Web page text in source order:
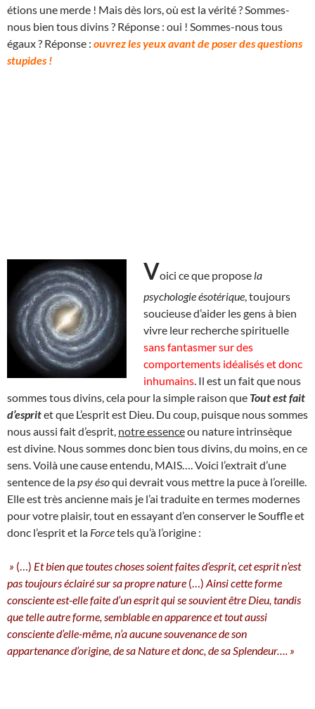
étions une merde ! Mais dès lors, où est la vérité ? Sommes-
nous bien tous divins ? Réponse : oui ! Sommes-nous tous
égaux ? Réponse : ouvrez les yeux avant de poser des questions
stupides !
Voici ce que propose la
psychologie ésotérique , toujours
soucieuse d’aider les gens à bien
vivre leur recherche spirituelle
sans fantasmer sur des
comportements idéalisés et donc
inhumains . Il est un fait que nous
sommes tous divins, cela pour la simple raison que Tout est fait
d’espritet que L’esprit est Dieu. Du coup, puisque nous sommes
nous aussi fait d’esprit, notre essenceou nature intrinsèque
est divine. Nous sommes donc bien tous divins, du moins, en ce
sens. Voilà une cause entendu, MAIS…. Voici l’extrait d’une
sentence de lapsy ésoqui devrait vous mettre la puce à l’oreille.
Elle est très ancienne mais je l’ai traduite en termes modernes
pour votre plaisir, tout en essayant d’en conserver le Souffle et
donc l’esprit et la Forcetels qu’à l’origine :
» (…) Et bien que toutes choses soient faites d’esprit, cet esprit n’est
pas toujours éclairé sur sa propre nature (…) Ainsi cette forme
consciente est-elle faite d’un esprit qui se souvient être Dieu, tandis
que telle autre forme, semblable en apparence et tout aussi
consciente d’elle-même, n’a aucune souvenance de son
appartenance d’origine, de sa Nature et donc, de sa Splendeur…. »